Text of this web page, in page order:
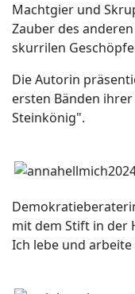
Machtgier und
Zauber des
skurrilen
Die Autorin
ersten Bänden
Steinkönig".
mit dem Stift in der
Ich lebe und